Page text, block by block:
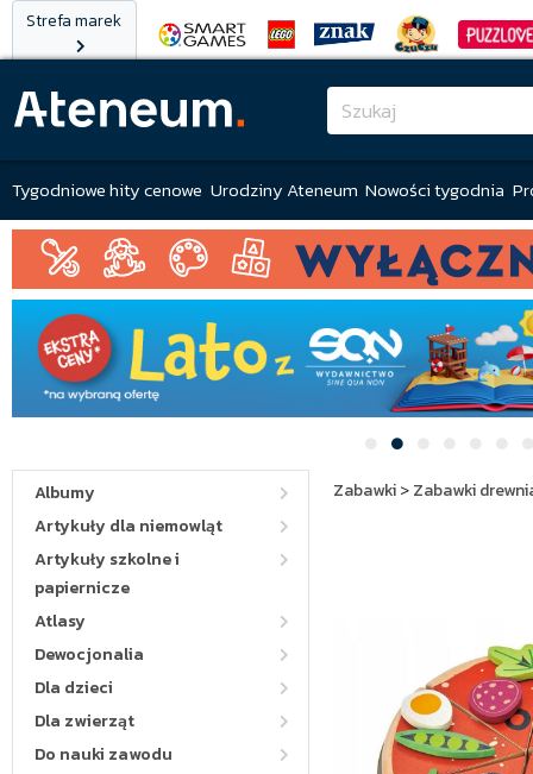
Strefa marek
Tygodniowe hity cenowe Urodziny Ateneum Nowości tygodnia
Albumy
Artykuły dla niemowląt
Artykuły szkolne i
papiernicze
Atlasy
Dewocjonalia
Dla dzieci
Dla zwierząt
Do nauki zawodu
Zabawki>Zabawki